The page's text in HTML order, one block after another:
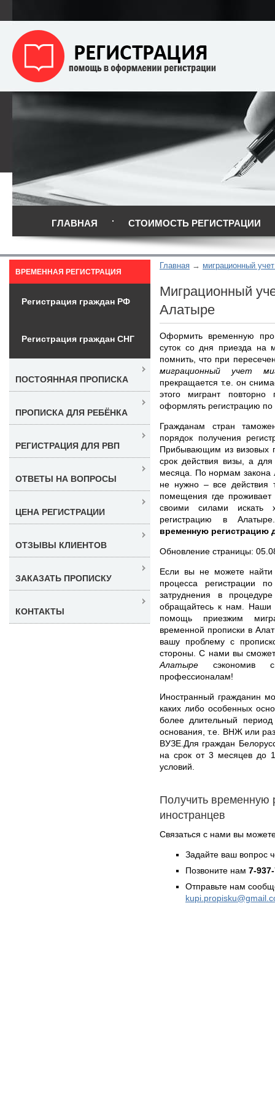
ГЛАВНАЯ СТОИМОСТЬ РЕГИСТРАЦИИ
Главная миграционный
Миграционный
Алатыре
Оформить временную
суток со дня приезда на
помнить, что при
миграционный учет
прекращается т.е. он
этого мигрант
оформлять регистрацию по
Гражданам стран
порядок получения
Прибывающим из визовых
срок действия визы, а
месяца. По нормам закона
не нужно – все действия
помещения где
своими силами искать
регистрацию в
временную регистрацию
Обновление страницы:
Если вы не можете найти
процесса регистрации
затруднения в
обращайтесь к нам. Наши
помощь приезжим
временной прописки в
вашу проблему с
стороны. С нами вы
Алатыре сэкономив
профессионалам!
Иностранный гражданин
каких либо особенных
более длительный
основания, т.е. ВНЖ или
ВУЗЕ.Для граждан
на срок от 3 месяцев до
условий.
Получить временную
иностранцев
Связаться с нами вы
Задайте ваш вопрос
Позвоните нам 7-
Отправьте нам
ВРЕМЕННАЯ РЕГИСТРАЦИЯ
Регистрация граждан РФ
Регистрация граждан СНГ
ПОСТОЯННАЯ ПРОПИСКА
ПРОПИСКА ДЛЯ РЕБЁНКА
РЕГИСТРАЦИЯ ДЛЯ РВП
ОТВЕТЫ НА ВОПРОСЫ
ЦЕНА РЕГИСТРАЦИИ
ОТЗЫВЫ КЛИЕНТОВ
ЗАКАЗАТЬ ПРОПИСКУ
КОНТАКТЫ